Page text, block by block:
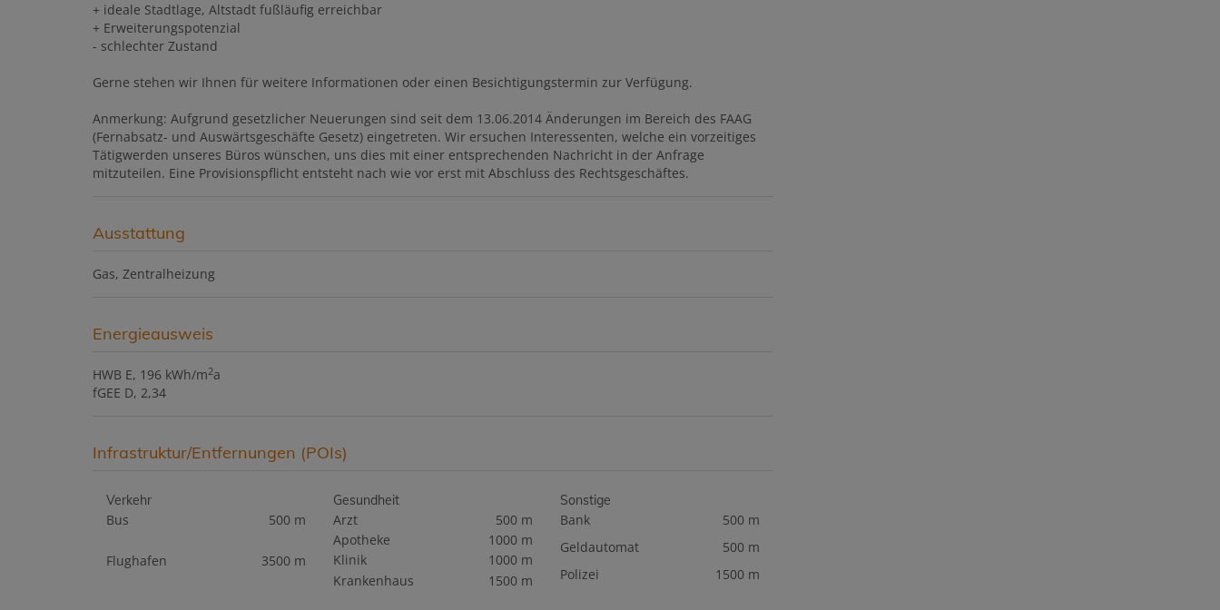
+ ideale Stadtlage, Altstadt fußläufig erreichbar
+ Erweiterungspotenzial
- schlechter Zustand
Gerne stehen wir Ihnen für weitere Informationen oder einen Besichtigungstermin zur Verfügung.
Anmerkung: Aufgrund gesetzlicher Neuerungen sind seit dem 13.06.2014 Änderungen im Bereich des FAAG
(Fernabsatz- und Auswärtsgeschäfte Gesetz) eingetreten. Wir ersuchen Interessenten, welche ein vorzeitiges
Tätigwerden unseres Büros wünschen, uns dies mit einer entsprechenden Nachricht in der Anfrage
mitzuteilen. Eine Provisionspflicht entsteht nach wie vor erst mit Abschluss des Rechtsgeschäftes.
Ausstattung
Gas Zentralheizung
Energieausweis
HWB E, 196 kWh/m2a
fGEE D, 2,34
Infrastruktur/Entfernungen (POIs)
Verkehr
Bus 500 m
Flughafen 3500 m
Gesundheit
Arzt
500 m
Apotheke
1000 m
Klinik
1000 m
Krankenhaus
1500 m
Sonstige
Bank
500 m
Geldautomat
500 m
Polizei
1500 m